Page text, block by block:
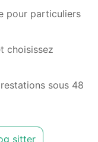
pour particuliers
choisissez
sous 48
sitter